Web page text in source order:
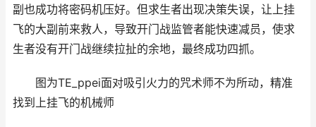
副也成功将密码机压好。但求生者出现决策失误，让上挂
飞的大副前来救人，导致开门战监管者能快速减员，使求
生者没有开门战继续拉扯的余地，最终成功四抓。
图为TE_ppei面对吸引火力的咒术师不为所动，精准
找到上挂飞的机械师